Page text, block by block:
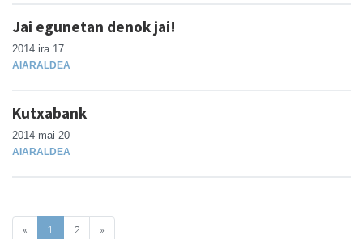
Jai egunetan denok jai!
2014 ira 17
AIARALDEA
Kutxabank
2014 mai 20
AIARALDEA
« 1 2 »